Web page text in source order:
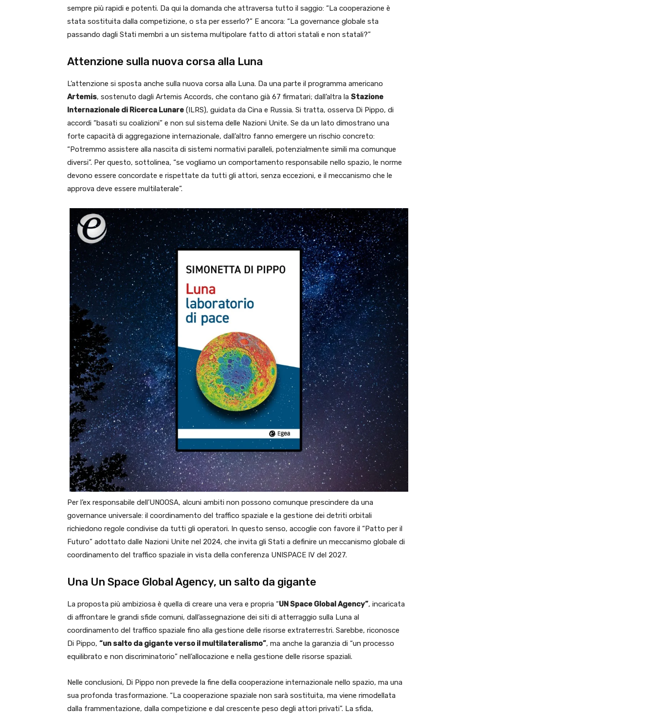
sempre più rapidi e potenti. Da qui la domanda che attraversa tutto il saggio: “La cooperazione è
stata sostituita dalla competizione, o sta per esserlo?” E ancora: “La governance globale sta
passando dagli Stati membri a un sistema multipolare fatto di attori statali e non statali?”
Attenzione sulla nuova corsa alla Luna
L’attenzione si sposta anche sulla nuova corsa alla Luna. Da una parte il programma americano
Artemis, sostenuto dagli Artemis Accords, che contano già 67 firmatari; dall’altra la Stazione
Internazionale di Ricerca Lunare (ILRS), guidata da Cina e Russia. Si tratta, osserva Di Pippo, di
accordi “basati su coalizioni” e non sul sistema delle Nazioni Unite. Se da un lato dimostrano una
forte capacità di aggregazione internazionale, dall’altro fanno emergere un rischio concreto:
“Potremmo assistere alla nascita di sistemi normativi paralleli, potenzialmente simili ma comunque
diversi”. Per questo, sottolinea, “se vogliamo un comportamento responsabile nello spazio, le norme
devono essere concordate e rispettate da tutti gli attori, senza eccezioni, e il meccanismo che le
approva deve essere multilaterale”.
Per l’ex responsabile dell’UNOOSA, alcuni ambiti non possono comunque prescindere da una
governance universale: il coordinamento del traffico spaziale e la gestione dei detriti orbitali
richiedono regole condivise da tutti gli operatori. In questo senso, accoglie con favore il “Patto per il
Futuro” adottato dalle Nazioni Unite nel 2024, che invita gli Stati a definire un meccanismo globale di
coordinamento del traffico spaziale in vista della conferenza UNISPACE IV del 2027.
Una Un Space Global Agency, un salto da gigante
La proposta più ambiziosa è quella di creare una vera e propria “UN Space Global Agency”, incaricata
di affrontare le grandi sfide comuni, dall’assegnazione dei siti di atterraggio sulla Luna al
coordinamento del traffico spaziale fino alla gestione delle risorse extraterrestri. Sarebbe, riconosce
Di Pippo, “un salto da gigante verso il multilateralismo”, ma anche la garanzia di “un processo
equilibrato e non discriminatorio” nell’allocazione e nella gestione delle risorse spaziali.
Nelle conclusioni, Di Pippo non prevede la fine della cooperazione internazionale nello spazio, ma una
sua profonda trasformazione. “La cooperazione spaziale non sarà sostituita, ma viene rimodellata
dalla frammentazione, dalla competizione e dal crescente peso degli attori privati”. La sfida,